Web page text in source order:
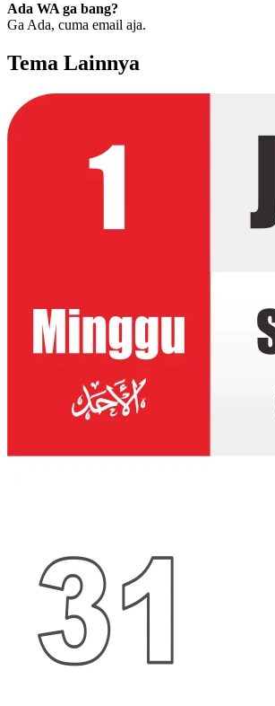
Ada WA ga bang?
Ga Ada, cuma email aja.
Tema Lainnya